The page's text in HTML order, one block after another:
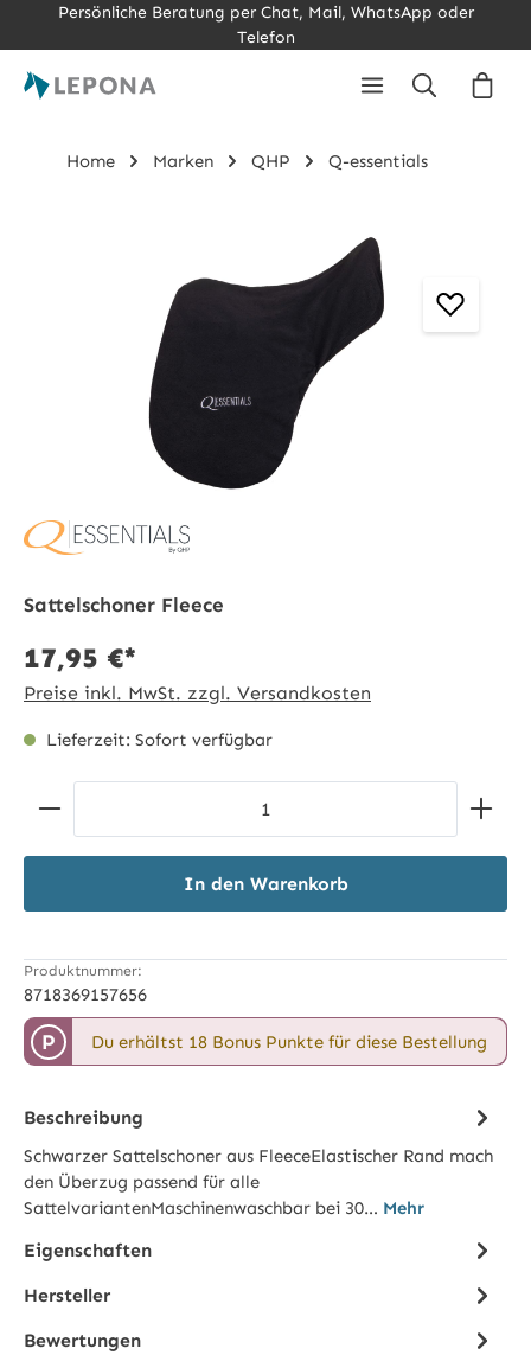
Zum Hauptinhalt springen
Persönliche Beratung per Chat, Mail, WhatsApp oder
Telefon
Home Marken QHP Q-essentials
Sattelschoner Fleece
17,95 €*
Preise inkl. MwSt. zzgl. Versandkosten
Lieferzeit: Sofort verfügbar
Produkt Anzahl: Gib den gewünschten Wert ein
In den Warenkorb
Produktnummer:
8718369157656
P Du erhältst 18 Bonus Punkte für diese Bestellung
Beschreibung
Schwarzer Sattelschoner aus FleeceElastischer Rand mach
den Überzug passend für alle
SattelvariantenMaschinenwaschbar bei 30… Mehr
Eigenschaften
Hersteller
Bewertungen